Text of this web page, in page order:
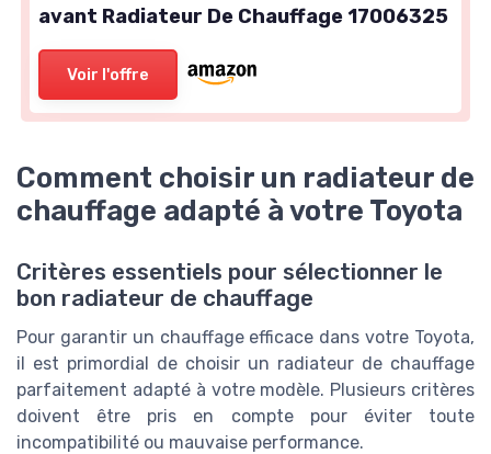
avant Radiateur De Chauffage 17006325
Voir l'offre
Comment choisir un radiateur de
chauffage adapté à votre Toyota
Critères essentiels pour sélectionner le
bon radiateur de chauffage
Pour garantir un chauffage efficace dans votre Toyota,
il est primordial de choisir un radiateur de chauffage
parfaitement adapté à votre modèle. Plusieurs critères
doivent être pris en compte pour éviter toute
incompatibilité ou mauvaise performance.